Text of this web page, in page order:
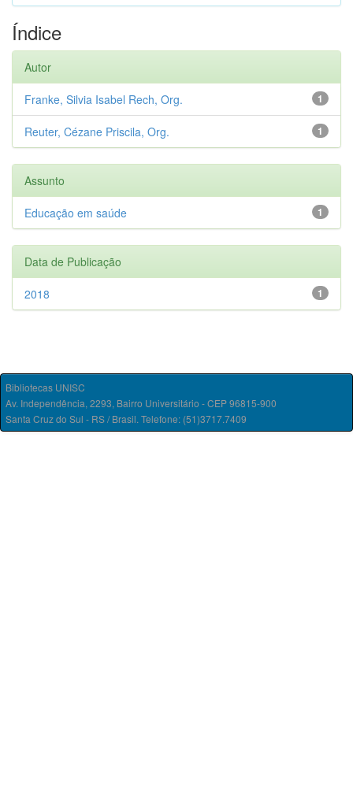
Índice
Autor
1
Franke, Silvia Isabel Rech, Org.
1
Reuter, Cézane Priscila, Org.
Assunto
1
Educação em saúde
Data de Publicação
1
2018
Bibliotecas UNISC
Av. Independência, 2293, Bairro Universitário - CEP 96815-900
Santa Cruz do Sul - RS / Brasil. Telefone: (51)3717.7409